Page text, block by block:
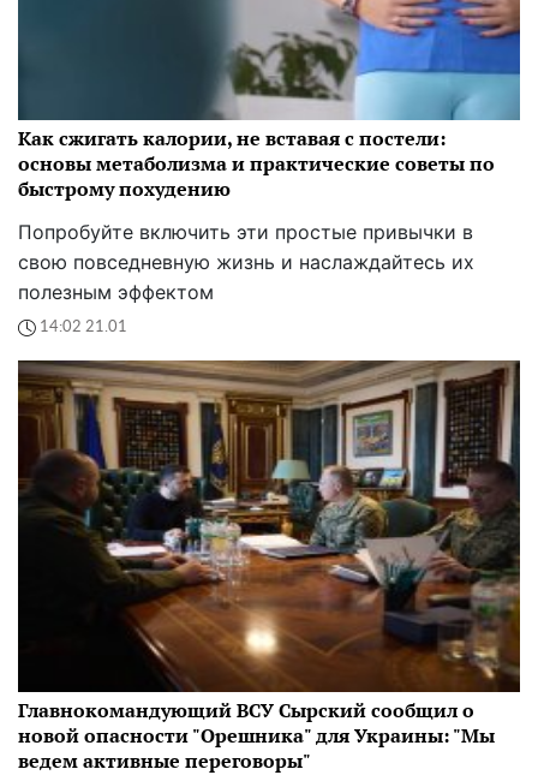
Как сжигать калории, не вставая с постели:
основы метаболизма и практические советы по
быстрому похудению
Попробуйте включить эти простые привычки в
свою повседневную жизнь и наслаждайтесь их
полезным эффектом
14:02 21.01
Главнокомандующий ВСУ Сырский сообщил о
новой опасности "Орешника" для Украины: "Мы
ведем активные переговоры"